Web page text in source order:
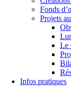
Fonds
Projets
Le
Infos pratiques